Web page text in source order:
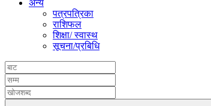
अन्य
पत्रपत्रिका
राशिफल
शिक्षा/ स्वास्थ
सूचना/प्रबिधि